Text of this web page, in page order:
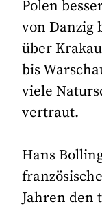
Polen
von Danzig
über
bis
viele
vertraut.
Hans
Jahren den